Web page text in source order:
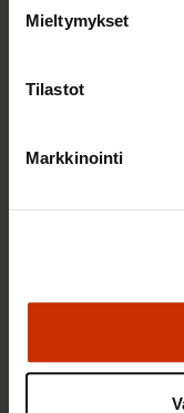
Mieltymykset
Tilastot
Markkinointi
Lisää